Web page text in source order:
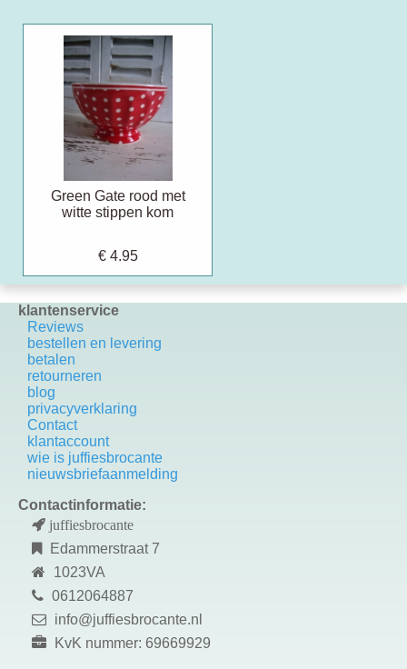
Green Gate rood met
witte stippen kom
€ 4.95
klantenservice
Reviews
bestellen en levering
betalen
retourneren
blog
privacyverklaring
Contact
k lantaccount
wie is juffiesbrocante
nieuwsbriefaanmelding
Contactinformatie:
juffiesbrocante
Edammerstraat 7
1023VA
0612064887
info@juffiesbrocante.nl
KvK nummer: 69669929